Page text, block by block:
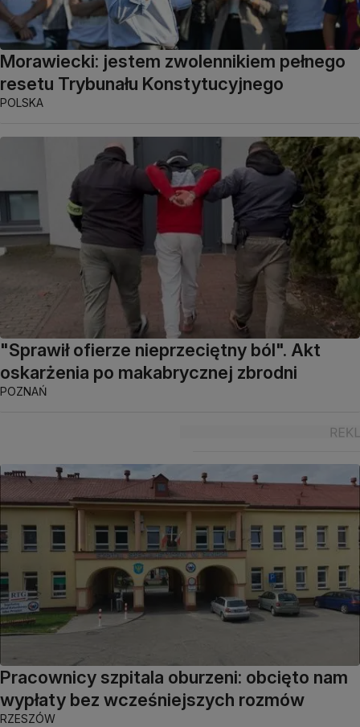
Morawiecki: jestem zwolennikiem pełnego
resetu Trybunału Konstytucyjnego
POLSKA
"Sprawił ofierze nieprzeciętny ból". Akt
oskarżenia po makabrycznej zbrodni
POZNAŃ
Pracownicy szpitala oburzeni: obcięto nam
wypłaty bez wcześniejszych rozmów
RZESZÓW